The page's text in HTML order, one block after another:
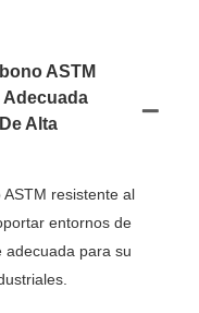
ASTM
Adecuada
Alta
resistente al
entornos de
adecuada para su